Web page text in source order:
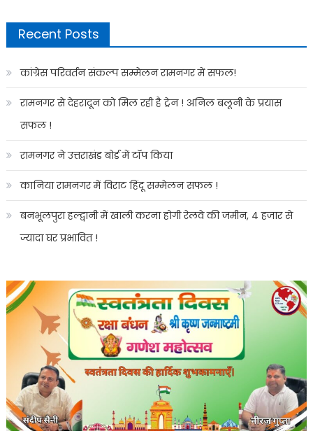
Recent Posts
कांग्रेस परिवर्तन संकल्प सम्मेलन रामनगर में सफल!
रामनगर से देहरादून को मिल रही है ट्रेन ! अनिल बलूनी के प्रयास
सफल !
रामनगर ने उत्तराखंड बोर्ड में टॉप किया
कानिया रामनगर में विराट हिंदू सम्मेलन सफल !
बनभूलपुरा हल्द्वानी में खाली करना होगी रेलवे की जमीन, 4 हजार से
ज्यादा घर प्रभावित !